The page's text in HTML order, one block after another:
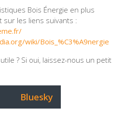
Bois Énergie en plus
sur les liens suivants :
wiki/Bois_%C3%A9nergie
? Si oui, laissez-nous un petit
Bluesky